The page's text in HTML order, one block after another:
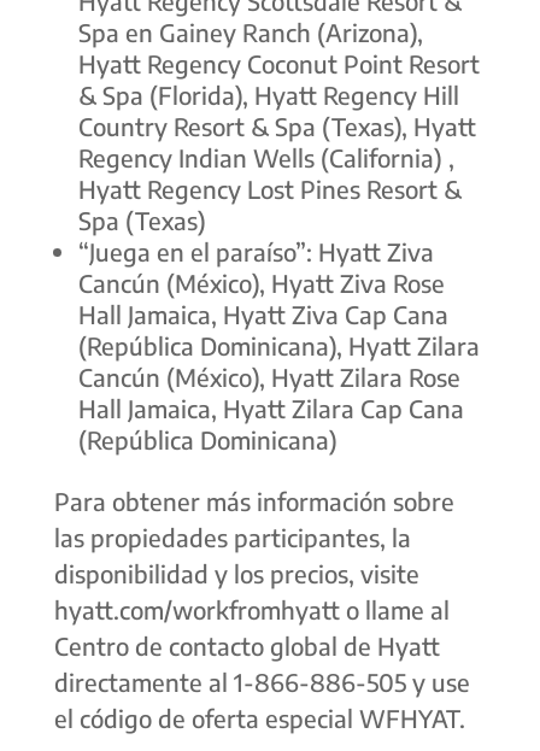
Spa en Gainey Ranch (Arizona),
Hyatt Regency Coconut Point Resort
& Spa (Florida), Hyatt Regency Hill
Country Resort & Spa (Texas), Hyatt
Regency Indian Wells (California) ,
Hyatt Regency Lost Pines Resort &
Spa (Texas)
“Juega en el paraíso”: Hyatt Ziva
Cancún (México), Hyatt Ziva Rose
Hall Jamaica, Hyatt Ziva Cap Cana
(República Dominicana), Hyatt Zilara
Cancún (México), Hyatt Zilara Rose
Hall Jamaica, Hyatt Zilara Cap Cana
(República Dominicana)
Para obtener más información sobre
las propiedades participantes, la
disponibilidad y los precios, visite
hyatt.com/workfromhyatt o llame al
Centro de contacto global de Hyatt
directamente al 1-866-886-505 y use
el código de oferta especial WFHYAT.